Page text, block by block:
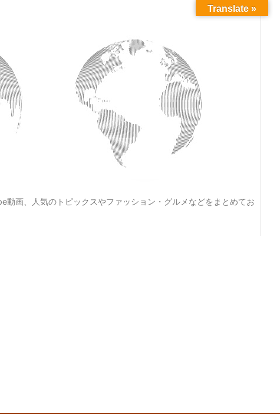
画、人気のトピックスやファッション・グルメなどをまとめてお
Translate »